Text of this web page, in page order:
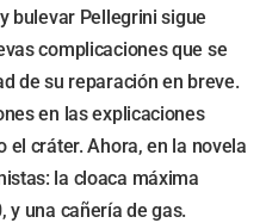
bulevar Pellegrini sigue
complicaciones que se
de su reparación en breve.
en las explicaciones
el cráter. Ahora, en la novela
la cloaca máxima
y una cañería de gas.